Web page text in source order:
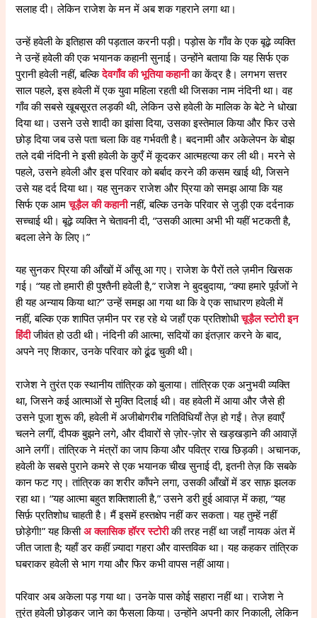
सलाह दी। लेकिन राजेश के मन में अब शक गहराने लगा था।
उन्हें हवेली के इतिहास की पड़ताल करनी पड़ी। पड़ोस के गाँव के एक बूढ़े व्यक्ति
ने उन्हें हवेली की एक भयानक कहानी सुनाई। उन्होंने बताया कि यह सिर्फ एक
पुरानी हवेली नहीं, बल्किदेवगाँव की भूतिया कहानीका केंद्र है। लगभग सत्तर
साल पहले, इस हवेली में एक युवा महिला रहती थी जिसका नाम नंदिनी था। वह
गाँव की सबसे खूबसूरत लड़की थी, लेकिन उसे हवेली के मालिक के बेटे ने धोखा
दिया था। उसने उसे शादी का झांसा दिया, उसका इस्तेमाल किया और फिर उसे
छोड़ दिया जब उसे पता चला कि वह गर्भवती है। बदनामी और अकेलेपन के बोझ
तले दबी नंदिनी ने इसी हवेली के कुएँ में कूदकर आत्महत्या कर ली थी। मरने से
पहले, उसने हवेली और इस परिवार को बर्बाद करने की कसम खाई थी, जिसने
उसे यह दर्द दिया था। यह सुनकर राजेश और प्रिया को समझ आया कि यह
सिर्फ एक आमचूड़ैल की कहानीनहीं, बल्कि उनके परिवार से जुड़ी एक दर्दनाक
सच्चाई थी। बूढ़े व्यक्ति ने चेतावनी दी, “उसकी आत्मा अभी भी यहीं भटकती है,
बदला लेने के लिए।”
यह सुनकर प्रिया की आँखों में आँसू आ गए। राजेश के पैरों तले ज़मीन खिसक
गई। “यह तो हमारी ही पुश्तैनी हवेली है,” राजेश ने बुदबुदाया, “क्या हमारे पूर्वजों ने
ही यह अन्याय किया था?” उन्हें समझ आ गया था कि वे एक साधारण हवेली में
नहीं, बल्कि एक शापित ज़मीन पर रह रहे थे जहाँ एक प्रतिशोधीचूड़ैल स्टोरी इन
हिंदीजीवंत हो उठी थी। नंदिनी की आत्मा, सदियों का इंतज़ार करने के बाद,
अपने नए शिकार, उनके परिवार को ढूंढ चुकी थी।
राजेश ने तुरंत एक स्थानीय तांत्रिक को बुलाया। तांत्रिक एक अनुभवी व्यक्ति
था, जिसने कई आत्माओं से मुक्ति दिलाई थी। वह हवेली में आया और जैसे ही
उसने पूजा शुरू की, हवेली में अजीबोगरीब गतिविधियाँ तेज़ हो गईं। तेज़ हवाएँ
चलने लगीं, दीपक बुझने लगे, और दीवारों से ज़ोर-ज़ोर से खड़खड़ाने की आवाज़ें
आने लगीं। तांत्रिक ने मंत्रों का जाप किया और पवित्र राख छिड़की। अचानक,
हवेली के सबसे पुराने कमरे से एक भयानक चीख सुनाई दी, इतनी तेज़ कि सबके
कान फट गए। तांत्रिक का शरीर काँपने लगा, उसकी आँखों में डर साफ़ झलक
रहा था। “यह आत्मा बहुत शक्तिशाली है,” उसने डरी हुई आवाज़ में कहा, “यह
सिर्फ़ प्रतिशोध चाहती है। मैं इसमें हस्तक्षेप नहीं कर सकता। यह तुम्हें नहीं
छोड़ेगी!” यह किसीअ क्लासिक हॉरर स्टोरीकी तरह नहीं था जहाँ नायक अंत में
जीत जाता है; यहाँ डर कहीं ज़्यादा गहरा और वास्तविक था। यह कहकर तांत्रिक
घबराकर हवेली से भाग गया और फिर कभी वापस नहीं आया।
परिवार अब अकेला पड़ गया था। उनके पास कोई सहारा नहीं था। राजेश ने
तुरंत हवेली छोड़कर जाने का फैसला किया। उन्होंने अपनी कार निकाली, लेकिन